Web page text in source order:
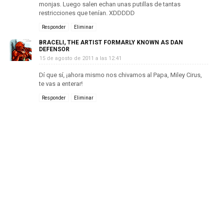
monjas. Luego salen echan unas putillas de tantas
restricciones que tenían. XDDDDD
Responder Eliminar
BRACELI, THE ARTIST FORMARLY KNOWN AS DAN
DEFENSOR
15 de agosto de 2011 a las 12:41
Dí que sí, ¡ahora mismo nos chivamos al Papa, Miley Cirus,
te vas a enterar!
Responder Eliminar